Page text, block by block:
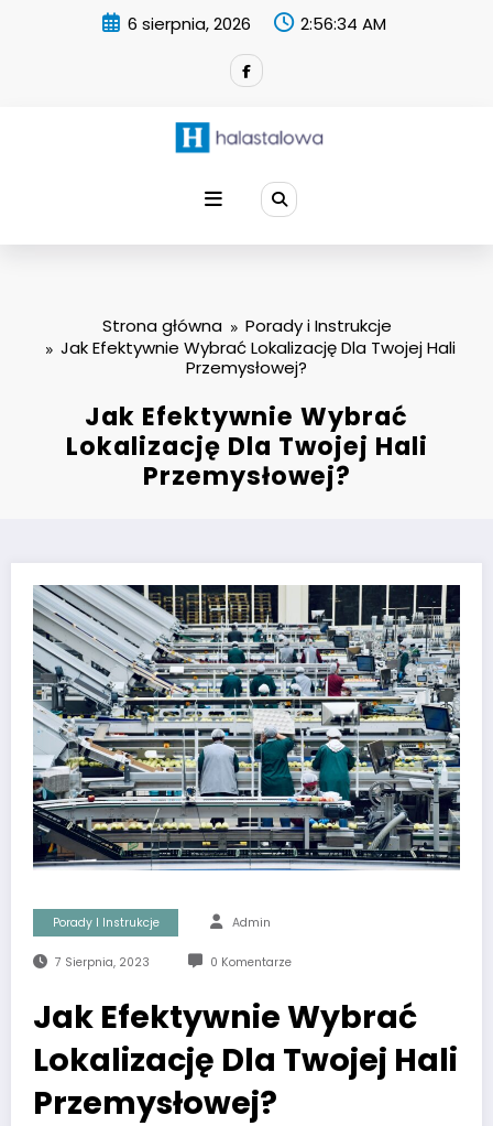
6 sierpnia, 2026 2:56:35 AM
Strona główna
Porady i Instrukcje
Jak Efektywnie Wybrać Lokalizację Dla Twojej Hali
Przemysłowej?
Jak Efektywnie Wybrać
Lokalizację Dla Twojej Hali
Przemysłowej?
Porady I Instrukcje Admin
7 Sierpnia, 2023 0 Komentarze
Jak Efektywnie Wybrać
Lokalizację Dla Twojej Hali
Przemysłowej?